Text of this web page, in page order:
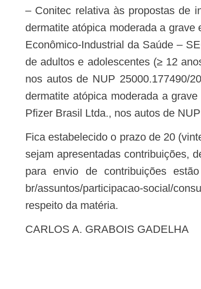
– Conitec relativa às propostas de
dermatite atópica moderada a
Econômico-Industrial da Saúde –
de adultos e adolescentes (≥ 12
nos autos de NUP 25000.177490/
dermatite atópica moderada a
Pfizer Brasil Ltda., nos autos de
Fica estabelecido o prazo de 20 (vinte) dias, a contar da data útil subsequente à de publicação desta Consulta Pública, para que
sejam apresentadas contribuições,
para envio de contribuições
br/assuntos/participacao-social/
respeito da matéria.
CARLOS A. GRABOIS GADELHA